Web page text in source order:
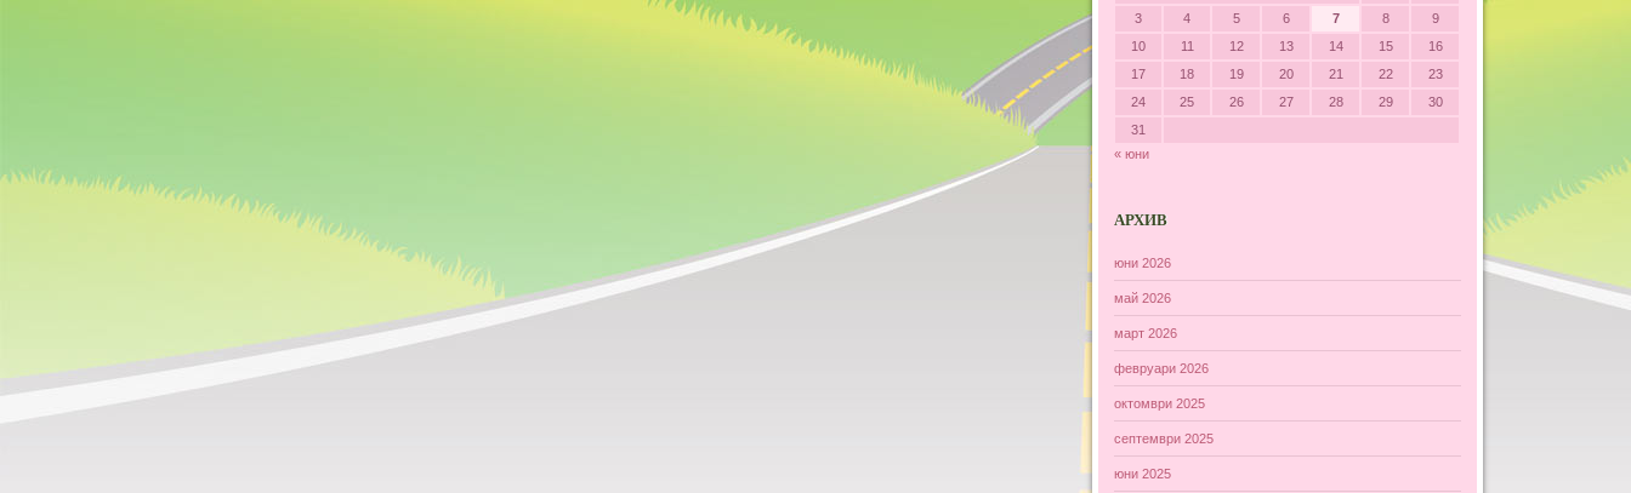
3
4 5 6 7 8
9
10
11 12 13 14 15
16
17
18 19 20 21 22
23
24
25 26 27 28 29
30
31
« юни
АРХИВ
юни 2026
май 2026
март 2026
февруари 2026
октомври 2025
септември 2025
юни 2025